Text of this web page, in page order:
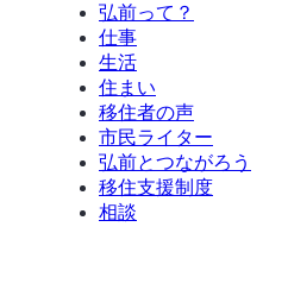
弘前って？
仕事
生活
住まい
移住者の声
市民ライター
弘前とつながろう
移住支援制度
相談